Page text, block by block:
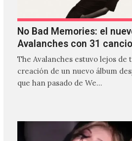
No Bad Memories: el
Avalanches con 31
The Avalanches estuvo lejos de
creación de un nuevo álbum
que han pasado de We…